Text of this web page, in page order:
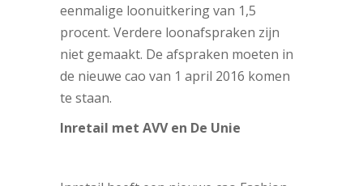
eenmalige loonuitkering van 1,5
procent. Verdere loonafspraken zijn
niet gemaakt. De afspraken moeten in
de nieuwe cao van 1 april 2016 komen
te staan.
Inretail met AVV en De Unie